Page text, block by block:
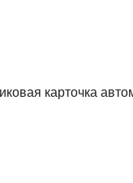
карточка